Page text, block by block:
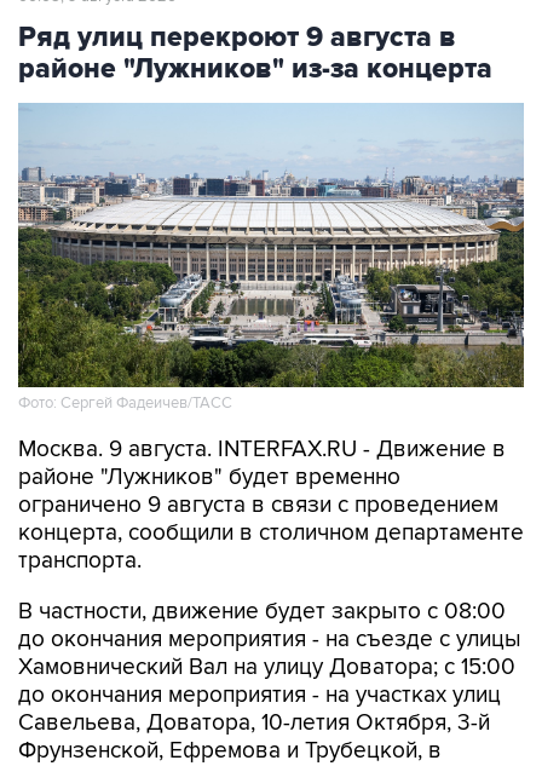
Ряд улиц перекроют 9 августа в
районе "Лужников" из-за концерта
Фото: Сергей Фадеичев/ТАСС
Москва. 9 августа. INTERFAX.RU - Движение в
районе "Лужников" будет временно
ограничено 9 августа в связи с проведением
концерта, сообщили в столичном департаменте
транспорта.
В частности, движение будет закрыто с 08:00
до окончания мероприятия - на съезде с улицы
Хамовнический Вал на улицу Доватора; с 15:00
до окончания мероприятия - на участках улиц
Савельева, Доватора, 10-летия Октября, 3-й
Фрунзенской, Ефремова и Трубецкой, в